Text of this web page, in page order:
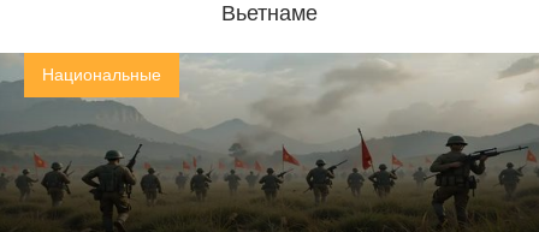
Вьетнаме
Национальные